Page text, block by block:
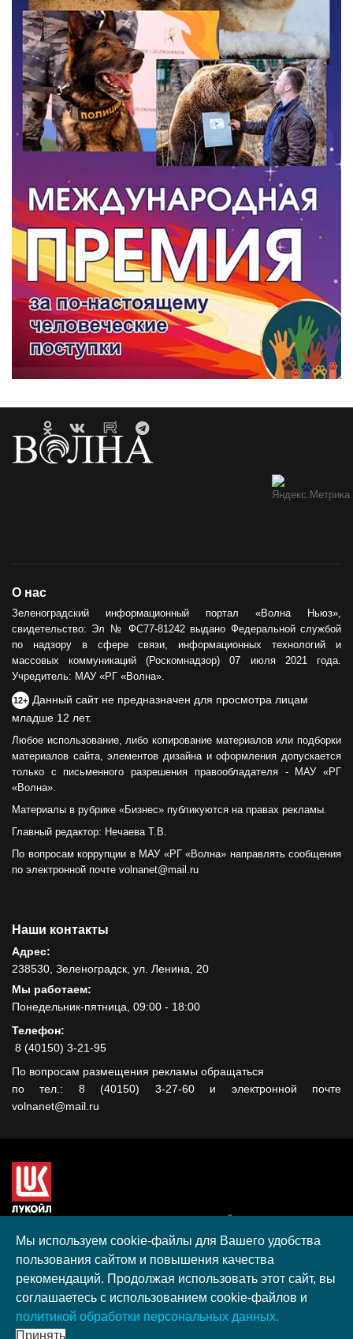
О нас
Зеленоградский информационный портал «Волна Ньюз»,
свидетельство: Эл № ФС77-81242 выдано Федеральной службой
по надзору в сфере связи, информационных технологий и
массовых коммуникаций (Роскомнадзор) 07 июля 2021 года.
Учредитель: МАУ «РГ «Волна».
12+ Данный сайт не предназначен для просмотра лицам
младше 12 лет.
Любое использование, либо копирование материалов или подборки
материалов сайта, элементов дизайна и оформления допускается
только с письменного разрешения правообладателя - МАУ «РГ
«Волна».
Материалы в рубрике «Бизнес» публикуются на правах рекламы.
Главный редактор: Нечаева Т.В.
По вопросам коррупции в МАУ «РГ «Волна» направлять сообщения
по электронной почте volnanet@mail.ru
Наши контакты
Адрес:
238530, Зеленоградск, ул. Ленина, 20
Мы работаем:
Понедельник-пятница, 09:00 - 18:00
Телефон:
8 (40150) 3-21-95
По вопросам размещения рекламы обращаться
по тел.: 8 (40150) 3-27-60 и электронной почте
volnanet@mail.ru
гранта, полученного в рамках XIII Конкурса социальных и
культурных проектов ПАО "ЛУКОЙЛ" на территории
Калининградской области в 2020 году
Согласие на обработку персональных данных
Разработка, поддержка и продвижение S-Media group
© 2026 МАУ «Редакция общественно-политической газеты
Мы используем cookie-файлы для Вашего удобства
пользования сайтом и повышения качества
рекомендаций. Продолжая использовать этот сайт, вы
соглашаетесь с использованием cookie-файлов и
политикой обработки персональных данных.
Принять